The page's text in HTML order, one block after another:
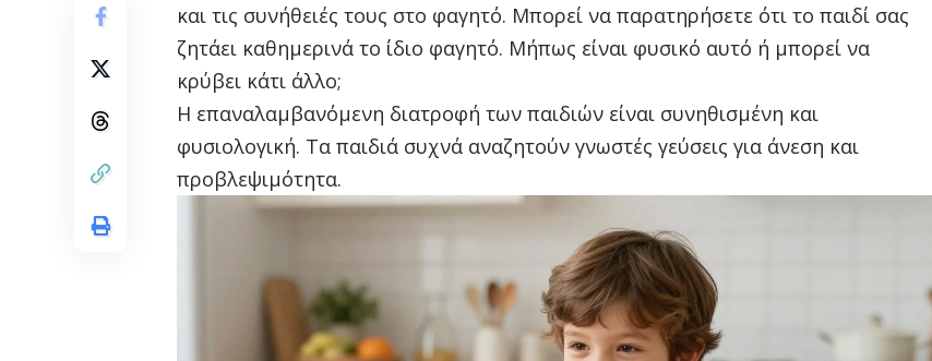
και τις συνήθειές τους στο φαγητό. Μπορεί να παρατηρήσετε ότι το παιδί σας
ζητάει καθημερινά το ίδιο φαγητό. Μήπως είναι φυσικό αυτό ή μπορεί να
κρύβει κάτι άλλο;
Η επαναλαμβανόμενη διατροφή των παιδιών είναι συνηθισμένη και
φυσιολογική. Τα παιδιά συχνά αναζητούν γνωστές γεύσεις για άνεση και
προβλεψιμότητα.